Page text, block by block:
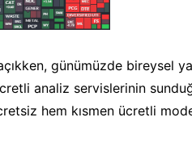
günümüzde bireysel
analiz servislerinin
hem kısmen ücretli